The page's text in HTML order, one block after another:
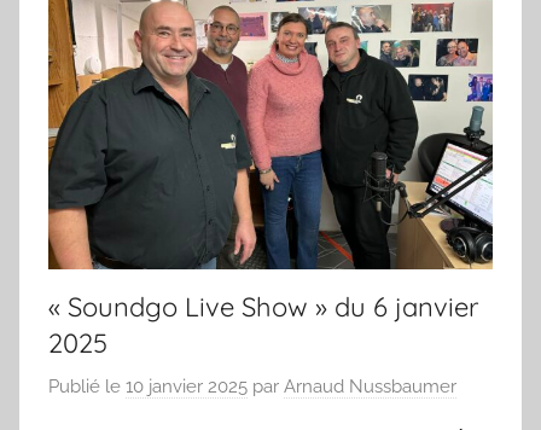
« Soundgo Live Show » du 6 janvier
2025
Publié le 10 janvier 2025 par Arnaud Nussbaumer